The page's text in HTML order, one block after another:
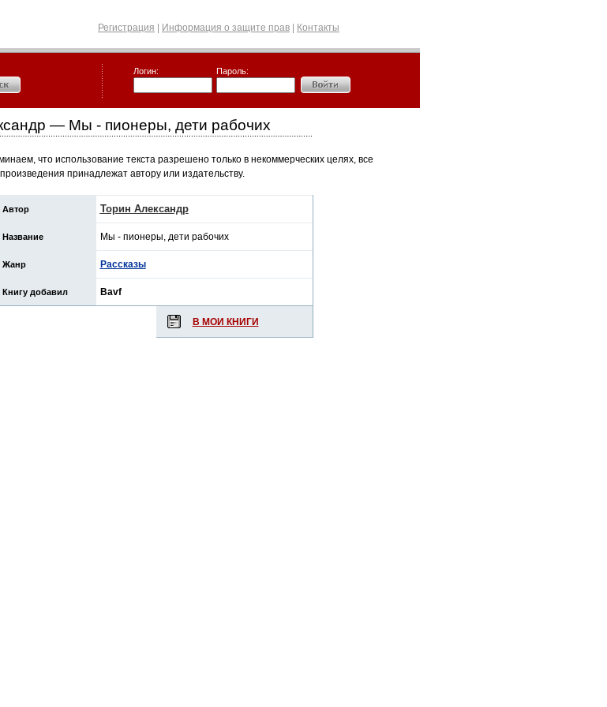
Регистрация Информация о защите прав Контакты
Логин: Пароль:
— Мы - пионеры, дети рабочих
что использование текста разрешено только в некоммерческих целях, все
принадлежат автору или издательству.
Автор Торин Александр
Название Мы - пионеры, дети рабочих
Жанр Рассказы
Книгу добавил Bavf
В МОИ КНИГИ